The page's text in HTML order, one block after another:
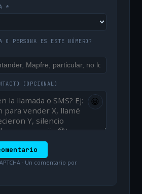
*
O PERSONA ES ESTE NÚMERO?
(OPCIONAL)
😀
· Un comentario por